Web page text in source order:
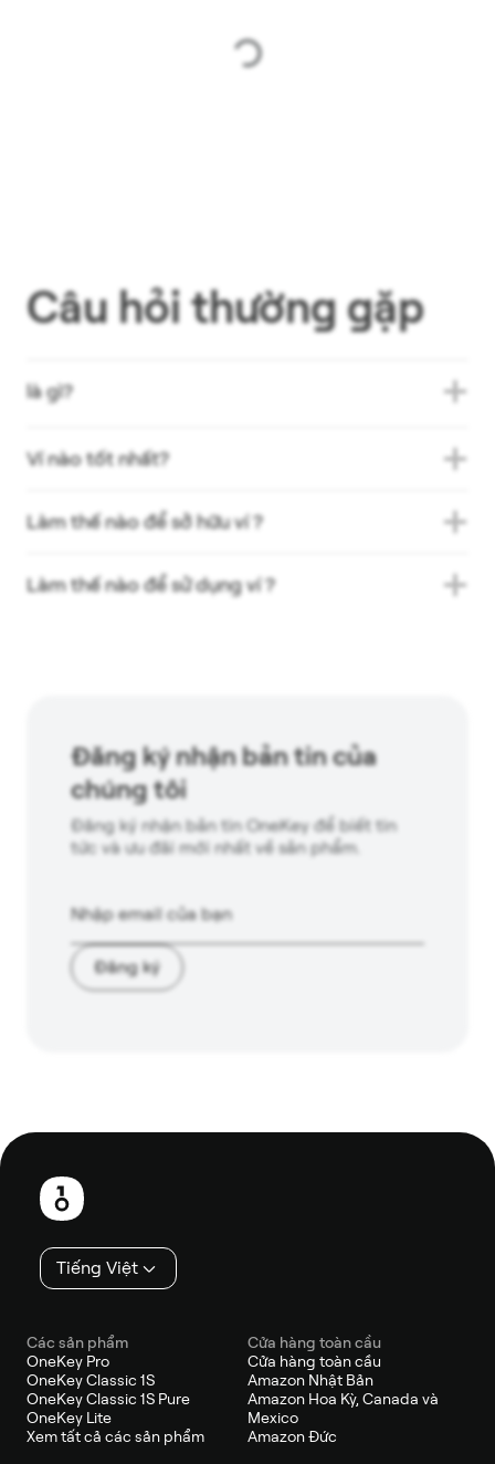
Câu hỏi thường gặp
là gì?
Ví nào tốt nhất?
Làm thế nào để sở hữu ví ?
Làm thế nào để sử dụng ví ?
Đăng ký nhận bản tin của
chúng tôi
Đăng ký nhận bản tin OneKey để biết tin
tức và ưu đãi mới nhất về sản phẩm.
Đăng ký
Chân
trang
Tiếng Việt
Các sản phẩm
OneKey Pro
OneKey Classic 1S
OneKey Classic 1S Pure
OneKey Lite
Xem tất cả các sản phẩm
Cửa hàng toàn cầu
Cửa hàng toàn cầu
Amazon Nhật Bản
Amazon Hoa Kỳ, Canada và
Mexico
Amazon Đức